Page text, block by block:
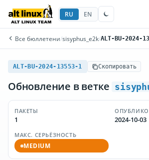
RU EN
Все бюллетени/sisyphus_e2k/ALT-BU-2024-
ALT-BU-2024-13553-1 Скопировать
Обновление в ветке
ПАКЕТЫ
1 2024-10-03
МАКС. СЕРЬЁЗНОСТЬ
MEDIUM